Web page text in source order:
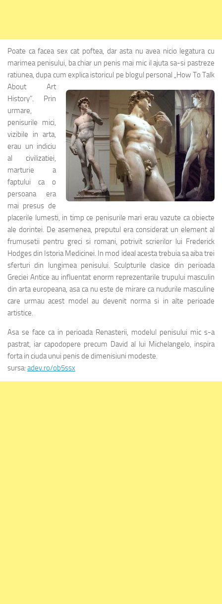
Poate ca facea sex cat poftea, dar asta nu avea nicio legatura cu
marimea penisului, ba chiar un penis mai mic il ajuta sa-si pastreze
ratiunea, dupa cum explica istoricul pe blogul personal „How To Talk
About Art
History”. Prin
urmare,
penisurile mici,
vizibile in arta,
erau un indiciu
al civilizatiei,
marturie a
faptului ca o
persoana era
mai presus de
placerile lumesti, in timp ce penisurile mari erau vazute ca obiecte
ale dorintei. De asemenea, preputul era considerat un element al
frumusetii pentru greci si romani, potrivit scrierilor lui Frederick
Hodges din Istoria Medicinei. In mod ideal acesta trebuia sa aiba trei
sferturi din lungimea penisului. Sculpturile clasice din perioada
Greciei Antice au influentat enorm reprezentarile trupului masculin
din arta europeana, asa ca nu este de mirare ca nudurile masculine
care urmau acest model au devenit norma si in alte perioade
artistice.
Asa se face ca in perioada Renasterii, modelul penisului mic s-a
pastrat, iar capodopere precum David al lui Michelangelo, inspira
forta in ciuda unui penis de dimenisiuni modeste.
sursa: adev.ro/ob5ssx